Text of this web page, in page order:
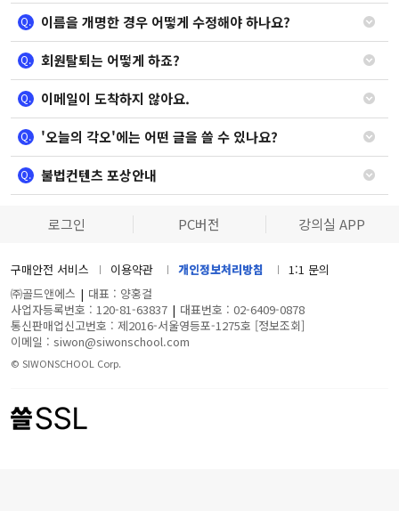
Q. 이름을 개명한 경우 어떻게 수정해야 하나요?
Q. 회원탈퇴는 어떻게 하죠?
Q. 이메일이 도착하지 않아요.
Q. '오늘의 각오'에는 어떤 글을 쓸 수 있나요?
Q. 불법컨텐츠 포상안내
로그인 PC버전 강의실 APP
구매안전 서비스 이용약관 개인정보처리방침
1:1 문의
㈜골드앤에스 | 대표 : 양홍걸
사업자등록번호 : 120-81-63837 | 대표번호 : 02-6409-0878
통신판매업신고번호 : 제2016-서울영등포-1275호 [정보조회]
이메일 : siwon@siwonschool.com
© SIWONSCHOOL Corp.